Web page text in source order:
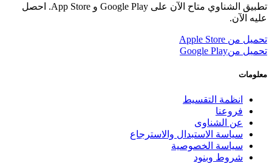
تطبيق الشناوي متاح الآن على Google Play و App Store. احصل
عليه الآن.
تحميل من Apple Store
تحميل منGoogle Play
معلومات
انظمة التقسيط
فروعنا
عن الشناوى
سياسة الاستبدال والاسترجاع
سياسة الخصوصية
شروط وبنود